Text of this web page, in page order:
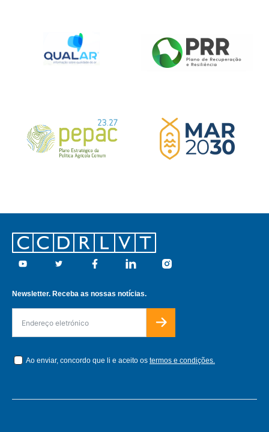
Footer
Youtube Twitter Facebook Linkedin Instagram
Newsletter. Receba as nossas notícias.
Ao enviar, concordo que li e aceito os termos e condições.